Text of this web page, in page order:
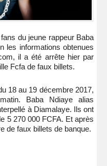
les informations obtenues
il a été arrête hier par
Fcfa de faux billets.
18 au 19 décembre 2017,
Baba Ndiaye alias
à Diamalaye. Ils ont
5 270 000 FCFA. Et après
de faux billets de banque.